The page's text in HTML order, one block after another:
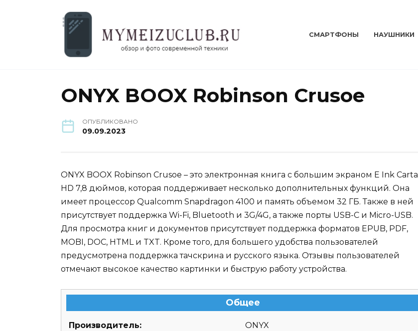
СМАРТФОНЫ НАУШНИКИ
ONYX BOOX Robinson Crusoe
ОПУБЛИКОВАНО
09.09.2023
ONYX BOOX Robinson Crusoe – это электронная книга с большим экраном E Ink Carta
HD 7,8 дюймов, которая поддерживает несколько дополнительных функций. Она
имеет процессор Qualcomm Snapdragon 4100 и память объемом 32 ГБ. Также в ней
присутствует поддержка Wi-Fi, Bluetooth и 3G/4G, а также порты USB-C и Micro-USB.
Для просмотра книг и документов присутствует поддержка форматов EPUB, PDF,
MOBI, DOC, HTML и TXT. Кроме того, для большего удобства пользователей
предусмотрена поддержка тачскрина и русского языка. Отзывы пользователей
отмечают высокое качество картинки и быструю работу устройства.
Общее
Производитель: ONYX